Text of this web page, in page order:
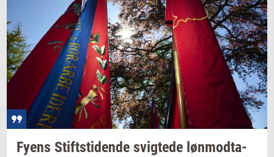
Fyens Stift­s­ti­den­de svig­te­de løn­mod­ta­